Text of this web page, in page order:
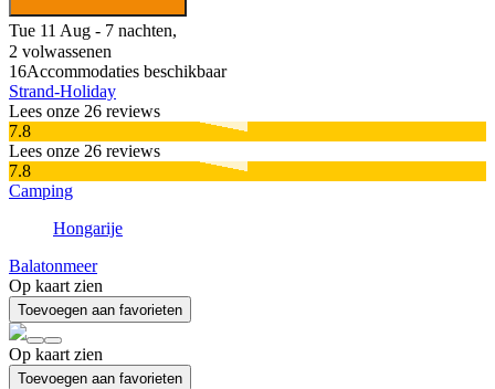
Tue 11 Aug - 7 nachten,
2 volwassenen
16Accommodaties beschikbaar
Strand-Holiday
Lees onze 26 reviews
7.8
Lees onze 26 reviews
7.8
Camping
Hongarije
Balatonmeer
Op kaart zien
Toevoegen aan favorieten
Op kaart zien
Toevoegen aan favorieten